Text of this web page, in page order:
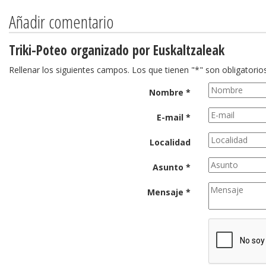
Añadir comentario
Triki-Poteo organizado por Euskaltzaleak
Rellenar los siguientes campos. Los que tienen "*" son
Nombre *
E-mail *
Localidad
Asunto *
Mensaje *